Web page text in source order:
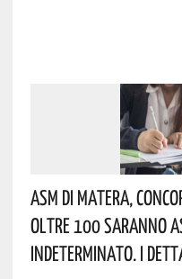
Asm Di Matera,
Oltre 100 Saranno
Indeterminato. I